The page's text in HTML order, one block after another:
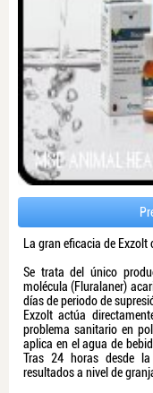
La gran eficacia de
Se trata del único
molécula (Fluralaner)
días de periodo de
Exzolt actúa
problema sanitario en
aplica en el agua de
Tras 24 horas desde
resultados a nivel de